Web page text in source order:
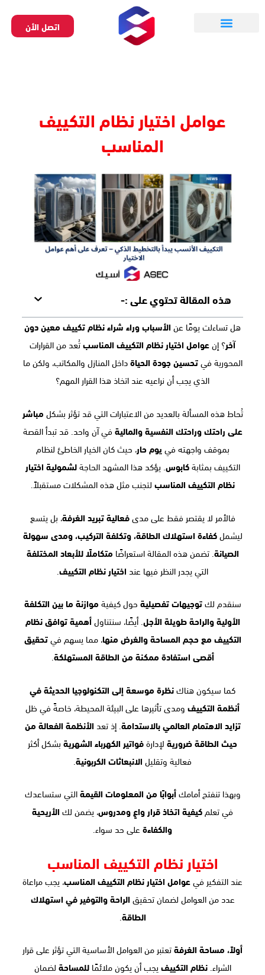
اتصل الأن
عوامل اختيار نظام التكييف
المناسب
هذه المقالة تحتوي على :-
هل تساءلت يومًا عن الأسباب وراء شراء نظام تكييف معين دون
آخر؟ إنعوامل اختيار نظام التكييف المناسبتُعد من القرارات
المحورية فيتحسين جودة الحياةداخل المنازل والمكاتب، ولكن ما
الذي يجب أن نراعيه عند اتخاذ هذا القرار المهم؟
تُحاط هذه المسألة بالعديد من الاعتبارات التي قد تؤثر بشكل مباشر
على راحتك وراحتك النفسية والمالية في آن واحد. قد تبدأ القصة
بموقف واجهته في يوم حار، حيث كان الخيار الخاطئ لنظام
التكييف بمثابةكابوس . يؤكد هذا المشهد الحاجةلشمولية اختيار
نظام التكييف المناسب لتجنب مثل هذه المشكلات مستقبلاً.
فالأمر لا يقتصر فقط على مدىفعالية تبريد الغرفة، بل يتسع
ليشملكفاءة استهلاك الطاقة، وتكلفة التركيب، ومدى سهولة
الصيانة . تضمن هذه المقالة استعراضًا متكاملًا للأبعاد المختلفة
التي يجدر النظر فيها عند اختيار نظام التكييف
سنقدم لكتوجيهات تفصيلية حول كيفية موازنة ما بين التكلفة
الأولية والراحة طويلة الأجل . أيضًا، سنتناولأهمية توافق نظام
التكييف مع حجم المساحة والغرض منها، مما يسهم فيتحقيق
أقصى استفادة ممكنة من الطاقة المستهلكة
كما سيكون هناكنظرة موسعة إلى التكنولوجيا الحديثة في
أنظمة التكييف ومدى تأثيرها على البيئة المحيطة، خاصةً في ظل
تزايد الاهتمام العالمي بالاستدامة . إذ تعد الأنظمة الفعالة من
حيث الطاقة ضرورية لإدارةفواتير الكهرباء الشهرية بشكل أكثر
فعالية وتقليل الانبعاثات الكربونية
وبهذا تنفتح أمامكأبوابًا من المعلومات القيمةالتي ستساعدك
في تعلم كيفية اتخاذ قرار واعٍ ومدروس، يضمن لك الأريحية
والكفاءة على حد سواء.
اختيار نظام التكييف المناسب
عند التفكير فيعوامل اختيار نظام التكييف المناسب، يجب مراعاة
عدد من العوامل لضمان تحقيق الراحة والتوفير في استهلاك
الطاقة
أولاً، مساحة الغرفةتعتبر من العوامل الأساسية التي تؤثر على قرار
الشراء.نظام التكييف يجب أن يكون ملائمًاللمساحة لضمان